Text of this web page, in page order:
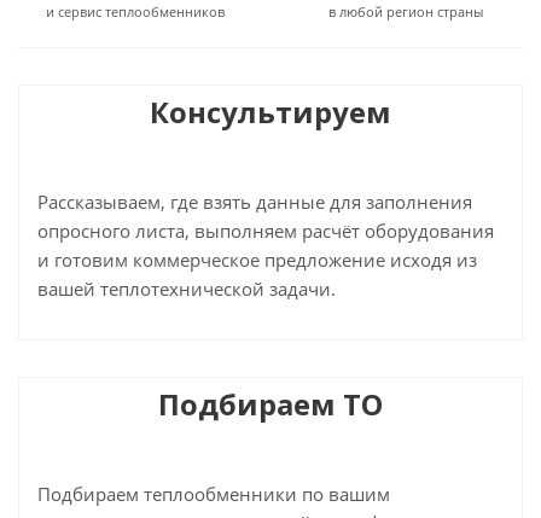
и сервис теплообменников
в любой регион страны
Консультируем
Рассказываем, где взять данные для заполнения
опросного листа, выполняем расчёт оборудования
и готовим коммерческое предложение исходя из
вашей теплотехнической задачи.
Подбираем ТО
Подбираем теплообменники по вашим